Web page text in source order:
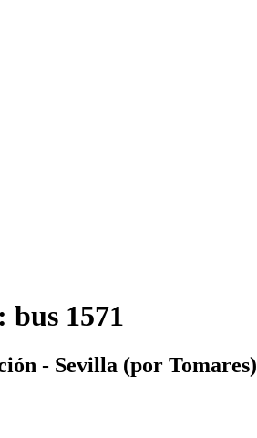
1571
- Sevilla (por Tomares)